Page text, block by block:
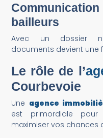
bailleurs
Avec un dossier
documents devient une
Le rôle de l’
Courbevoie
Une agence
est primordiale
maximiser vos chances